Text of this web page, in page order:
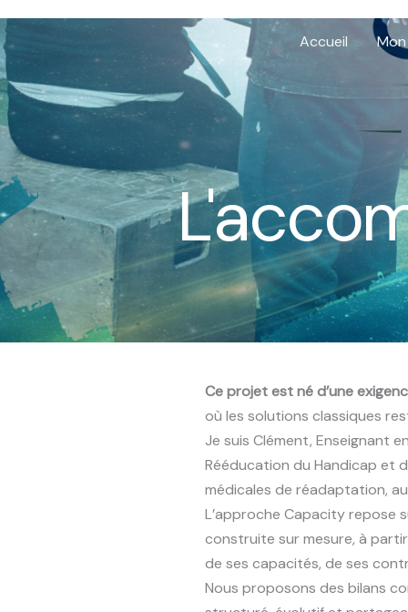
au
contenu
Accueil
Ce projet est né d’une
où les solutions classiques
Je suis Clément, Enseignant
Rééducation du Handicap et
médicales de réadaptation,
L’approche Capacity repose
construite sur mesure, à
de ses capacités, de ses
Nous proposons des bilans